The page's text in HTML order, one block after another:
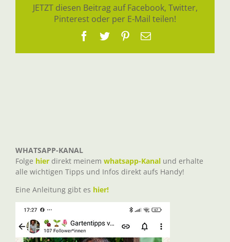
JETZT diesen Beitrag auf Facebook, Twitter,
Pinterest oder per E-Mail teilen!
Facebook
TwitterPinterest
E-
WHATSAPP-KANAL
Folge hier direkt meinem whatsapp-Kanal und erhalte
alle wichtigen Tipps und Infos direkt aufs Handy!
Eine Anleitung gibt es hier!